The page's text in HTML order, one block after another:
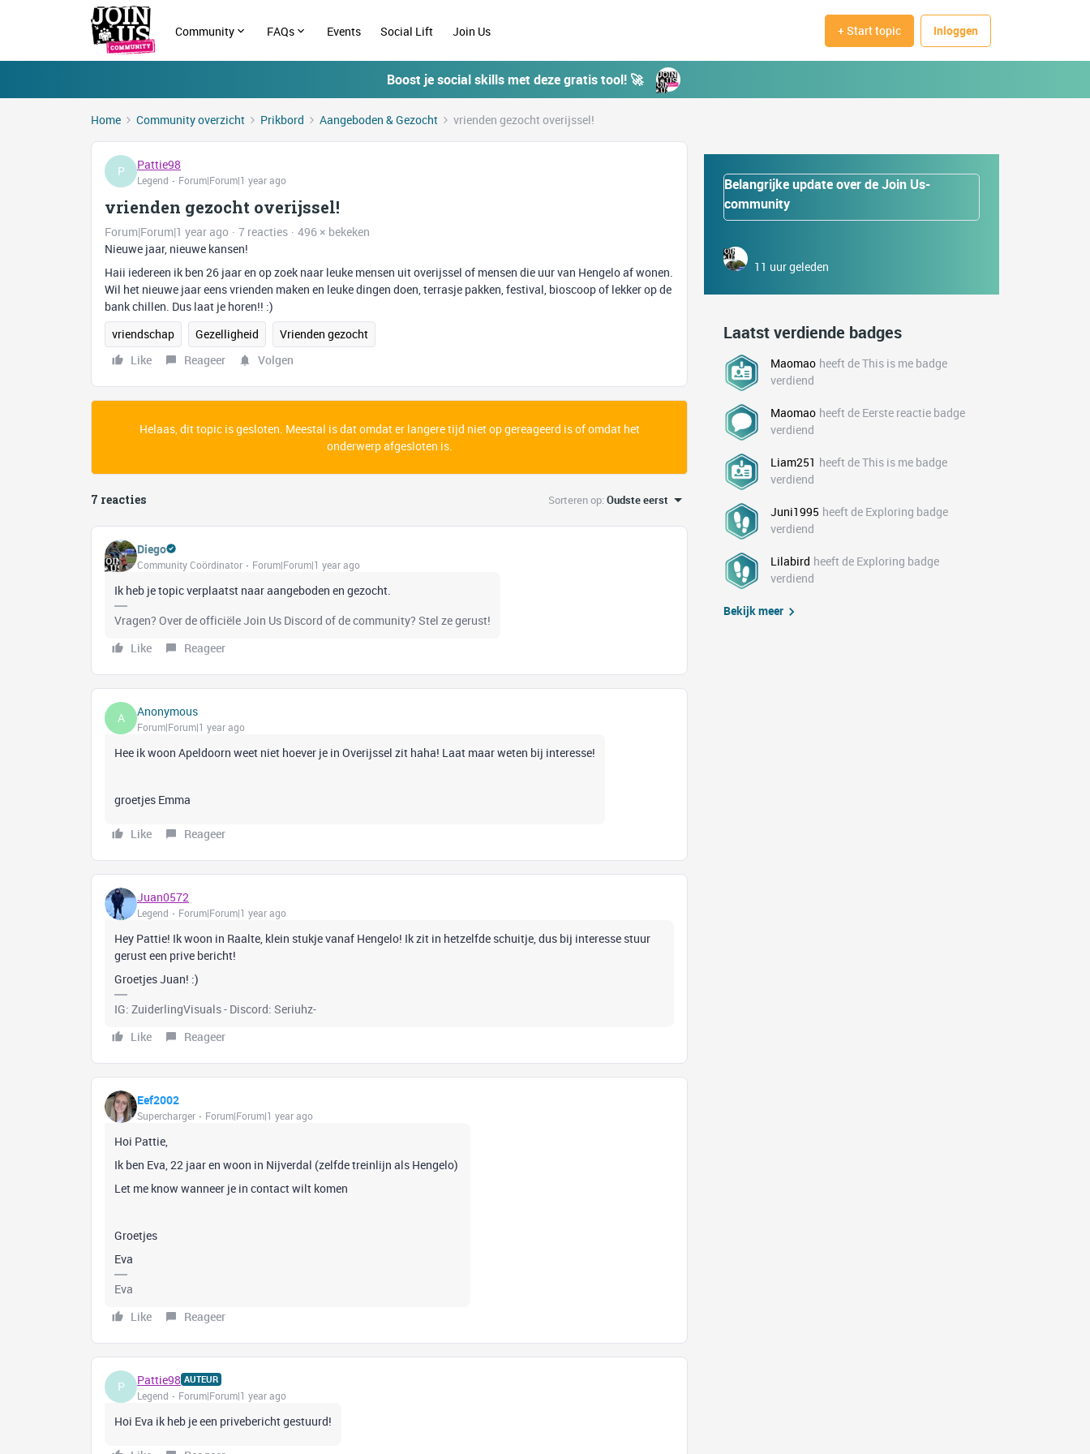
Community FAQs Events Social Lift Join Us + Start topic Inloggen
Boost je social skills met deze gratis tool! 🚀
Home Community overzicht Prikbord Aangeboden & Gezocht vrienden gezocht overijssel!
P Pattie98
Legend Forum|Forum|1 year ago
vrienden gezocht overijssel!
Forum|Forum|1 year ago 7 reacties
496 × bekeken
Nieuwe jaar, nieuwe kansen!
Haii iedereen ik ben 26 jaar en op zoek naar leuke mensen uit overijssel of mensen die uur van Hengelo af wonen.
Wil het nieuwe jaar eens vrienden maken en leuke dingen doen, terrasje pakken, festival, bioscoop of lekker op de
bank chillen. Dus laat je horen!! :)
vriendschap
Gezelligheid
Vrienden gezocht
Like
Reageer Volgen
Helaas, dit topic is gesloten. Meestal is dat omdat er langere tijd niet op gereageerd is of omdat het
onderwerp afgesloten is.
7 reacties Sorteren op:Oudste eerst
Diego
Community Coördinator Forum|Forum|1 year ago
Ik heb je topic verplaatst naar aangeboden en gezocht.
Vragen? Over de officiële Join Us Discord of de community? Stel ze gerust!
Like
Reageer
A Anonymous
Forum|Forum|1 year ago
Hee ik woon Apeldoorn weet niet hoever je in Overijssel zit haha! Laat maar weten bij interesse!
groetjes Emma
Like Reageer
Juan0572
Legend Forum|Forum|1 year ago
Hey Pattie! Ik woon in Raalte, klein stukje vanaf Hengelo! Ik zit in hetzelfde schuitje, dus bij interesse stuur
gerust een prive bericht!
Groetjes Juan! :)
IG: ZuiderlingVisuals - Discord: Seriuhz-
Like
Reageer
Eef2002
Supercharger Forum|Forum|1 year ago
Hoi Pattie,
Ik ben Eva, 22 jaar en woon in Nijverdal (zelfde treinlijn als Hengelo)
Let me know wanneer je in contact wilt komen
Groetjes
Eva
Eva
Like
Reageer
P Pattie98 AUTEUR
Legend Forum|Forum|1 year ago
Hoi Eva ik heb je een privebericht gestuurd!
Belangrijke update over de Join Us-
community
11 uur geleden
Laatst verdiende badges
Maomao heeft de This is me badge
verdiend
Maomao heeft de Eerste reactie badge
verdiend
Liam251 heeft de This is me badge
verdiend
Juni1995 heeft de Exploring badge
verdiend
Lilabird heeft de Exploring badge
verdiend
Bekijk meer